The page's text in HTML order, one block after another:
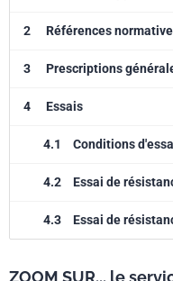
2 Références
3 Prescriptions
4 Essais
4.1 Conditions
4.2 Essai de
4.3 Essai de
ZOOM SUR... le